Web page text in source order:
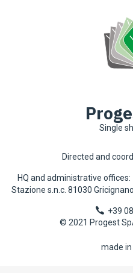
Single
Directed and
HQ and administrative
Stazione s.n.c. 81030
+39
© 2021 Progest
made